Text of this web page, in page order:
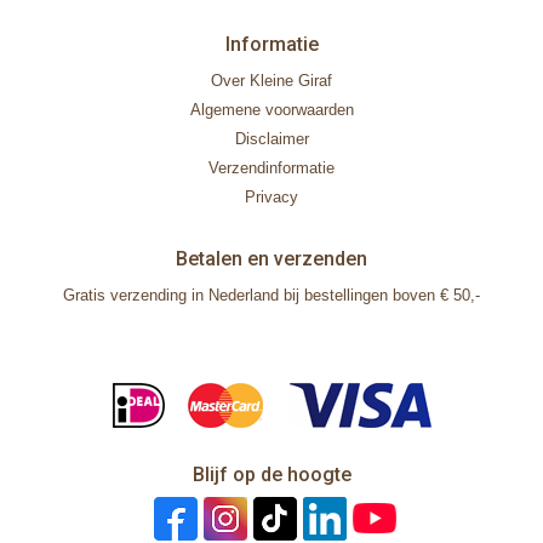
Informatie
Over Kleine Giraf
Algemene voorwaarden
Disclaimer
Verzendinformatie
Privacy
Betalen en verzenden
Gratis verzending in Nederland bij bestellingen boven € 50,-
Blijf op de hoogte